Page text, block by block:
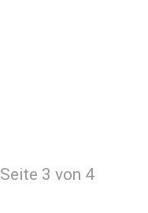
Seite 3 von 4